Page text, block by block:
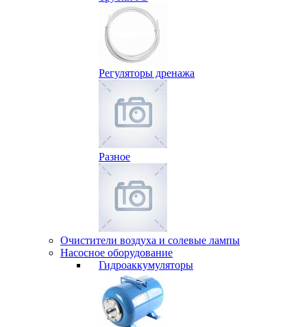
Регуляторы дренажа
Разное
Очистители воздуха и солевые лампы
Насосное оборудование
Гидро­аккумуляторы